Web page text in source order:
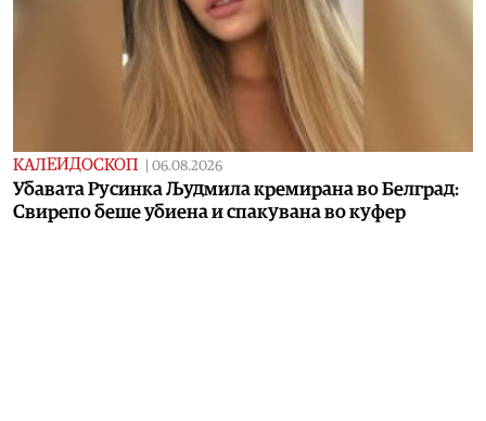
КАЛЕИДОСКОП 06.08.2026
Убавата Русинка Људмила кремирана во Белград:
Свирепо беше убиена и спакувана во куфер